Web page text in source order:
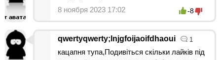
8 ноября 2023 17:02
-8
qwertyqwerty;lnjgfoijaoifdhaoui 1
кацапня тупа,Подивіться скільки лайків під